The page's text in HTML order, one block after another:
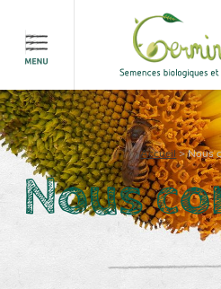
Accueil>Nous
Nous